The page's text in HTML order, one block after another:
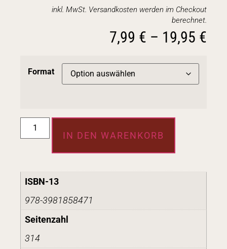
inkl. MwSt. Versandkosten werden im Checkout
berechnet.
7,99 € – 19,95 €
Format
IN DEN WARENKORB
ISBN-13
978-3981858471
Seitenzahl
314